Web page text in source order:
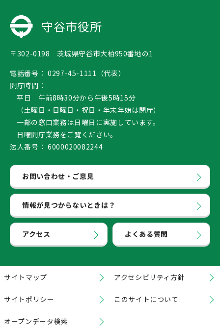
守谷市役所
〒302-0198 茨城県守谷市大柏950番地の1
電話番号： 0297-45-1111（代表）
開庁時間：
平日 午前8時30分から午後5時15分
（土曜日・日曜日・祝日・年末年始は閉庁）
一部の窓口業務は日曜日に実施しています。
日曜開庁業務をご覧ください。
法人番号： 6000020082244
お問い合わせ・ご意見
情報が見つからないときは？
アクセス よくある質問
サイトマップ アクセシビリティ方針
サイトポリシー このサイトについて
オープンデータ検索